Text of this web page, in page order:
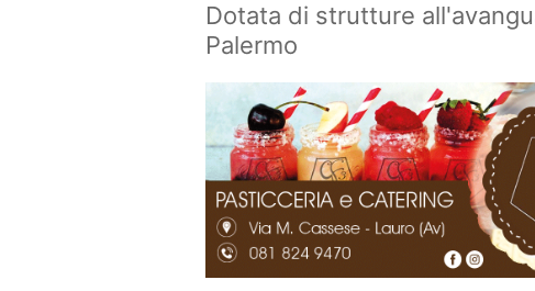
Dotata di strutture
Palermo